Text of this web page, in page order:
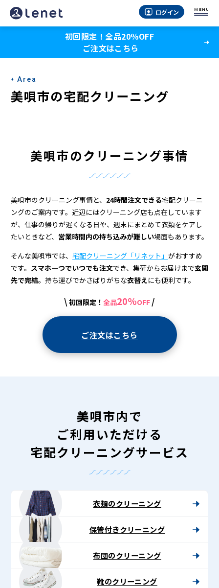
美
唄
の
ク
リ
＆
宅
配
ク
リ
ー
ログイン MENU
初回限定！全品20％OFF
ご注文はこちら
Area
美唄市の宅配クリーニング
美唄市のクリーニング事情
美唄市のクリーニング事情と、 24時間注文できる宅配クリーニ
ングのご案内です。近辺にはクリーニング店も点在しています
が、仕事の帰りが遅くなる日や、週末にまとめて衣類をケアし
たいときなど、 営業時間内の持ち込みが難しい場面もあります。
そんな美唄市では、 宅配クリーニング「リネット」 がおすすめ
です。 スマホ一つでいつでも注文でき、集荷からお届けまで玄関
先で完結。持ち運びでかさばりがちな衣替えにも便利です。
\ 初回限定！ 全品20%OFF /
ご注文はこちら
美唄市内で
ご利用いただける
宅配クリーニングサービス
衣類のクリーニング
保管付きクリーニング
布団のクリーニング
靴のクリーニング